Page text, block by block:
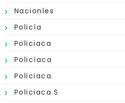
Nacionles
Policía
Policiaca
Policíaca
Policiaca.
Policiaca.s